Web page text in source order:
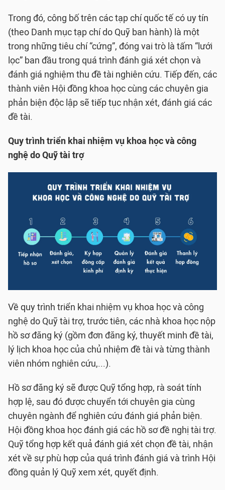
Trong đó, công bố trên các tạp chí quốc tế có uy tín
(theo Danh mục tạp chí do Quỹ ban hành) là một
trong những tiêu chí “cứng”, đóng vai trò là tấm “lưới
lọc” ban đầu trong quá trình đánh giá xét chọn và
đánh giá nghiệm thu đề tài nghiên cứu. Tiếp đến, các
thành viên Hội đồng khoa học cùng các chuyên gia
phản biện độc lập sẽ tiếp tục nhận xét, đánh giá các
đề tài.
Quy trình triển khai nhiệm vụ khoa học và công
nghệ do Quỹ tài trợ
Về quy trình triển khai nhiệm vụ khoa học và công
nghệ do Quỹ tài trợ, trước tiên, các nhà khoa học nộp
hồ sơ đăng ký (gồm đơn đăng ký, thuyết minh đề tài,
lý lịch khoa học của chủ nhiệm đề tài và từng thành
viên nhóm nghiên cứu,...).
Hồ sơ đăng ký sẽ được Quỹ tổng hợp, rà soát tính
hợp lệ, sau đó được chuyển tới chuyên gia cùng
chuyên ngành để nghiên cứu đánh giá phản biện.
Hội đồng khoa học đánh giá các hồ sơ đề nghị tài trợ.
Quỹ tổng hợp kết quả đánh giá xét chọn đề tài, nhận
xét về sự phù hợp của quá trình đánh giá và trình Hội
đồng quản lý Quỹ xem xét, quyết định.